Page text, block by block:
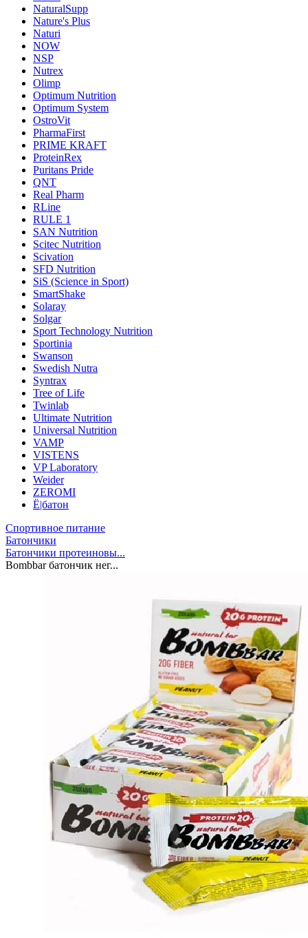
NaturalSupp
Nature's Plus
Naturi
NOW
NSP
Nutrex
Olimp
Optimum Nutrition
Optimum System
OstroVit
PharmaFirst
PRIME KRAFT
ProteinRex
Puritans Pride
QNT
Real Pharm
RLine
RULE 1
SAN Nutrition
Scitec Nutrition
Scivation
SFD Nutrition
SiS (Science in Sport)
SmartShake
Solaray
Solgar
Sport Technology Nutrition
Sportinia
Swanson
Swedish Nutra
Syntrax
Tree of Life
Twinlab
Ultimate Nutrition
Universal Nutrition
VAMP
VISTENS
VP Laboratory
Weider
ZEROMI
Ё|батон
Спортивное питание
Батончики
Батончики протеиновы...
Bombbar батончик нег...